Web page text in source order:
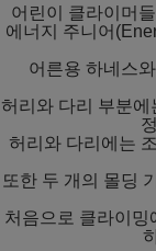
어린이 클라이머
에너지 주니어
어른용 하네스
허리와 다리 부분
허리와 다리에는
또한 두 개의 몰딩
처음으로 클라이밍